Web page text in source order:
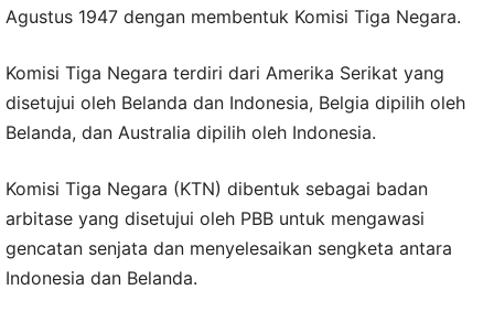
Agustus 1947 dengan membentuk Komisi Tiga Negara.
Komisi Tiga Negara terdiri dari Amerika Serikat yang
disetujui oleh Belanda dan Indonesia, Belgia dipilih oleh
Belanda, dan Australia dipilih oleh Indonesia.
Komisi Tiga Negara (KTN) dibentuk sebagai badan
arbitase yang disetujui oleh PBB untuk mengawasi
gencatan senjata dan menyelesaikan sengketa antara
Indonesia dan Belanda.